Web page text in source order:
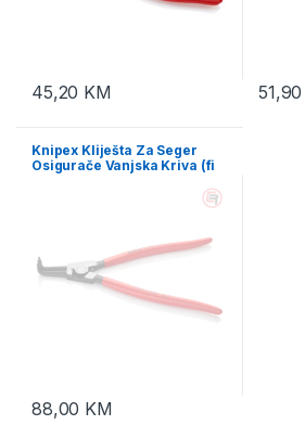
45,20 KM 51,90
Knipex Kliješta Za Seger
Osigurače Vanjska Kriva (fi
88,00 KM